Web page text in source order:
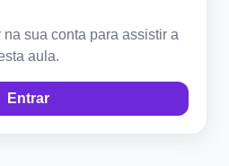
sua conta para assistir a
aula.
Entrar